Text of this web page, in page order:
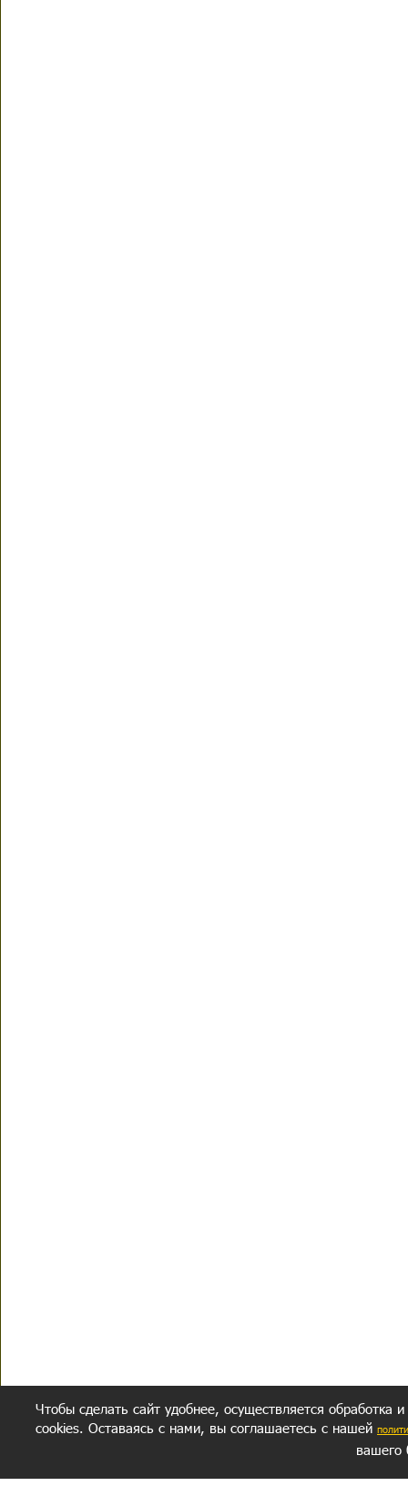
Чтобы сделать сайт удобнее, осуществляется обработка
cookies. Оставаясь с нами, вы соглашаетесь с нашей
вашего